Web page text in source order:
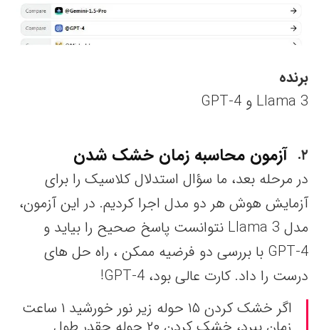
برنده
Llama 3 و GPT-4
۲ آزمون محاسبه زمان خشک شدن
در مرحله بعد، ما سؤال استدلال کلاسیک را برای
آزمایش هوش هر دو مدل اجرا کردیم. در این آزمون،
مدل Llama 3 نتوانست پاسخ صحیح را بیاید و
GPT-4 با بررسی دو فرضیه ممکن ، راه حل های
درست را داد. کارت عالی بود، GPT-4!
اگر خشک کردن ۱۵ حوله زیر نور خورشید ۱ ساعت